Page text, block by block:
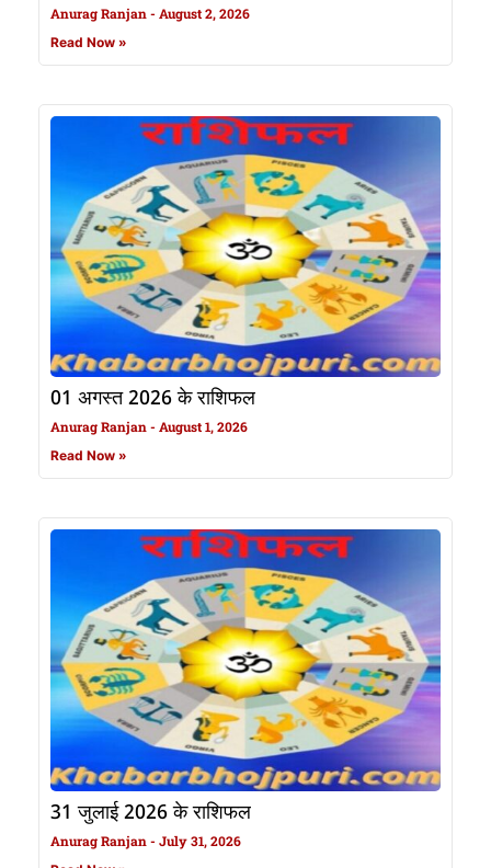
Anurag Ranjan August 2, 2026
Read Now »
01 अगस्त 2026 के राशिफल
Anurag Ranjan August 1, 2026
Read Now »
31 जुलाई 2026 के राशिफल
Anurag Ranjan July 31, 2026